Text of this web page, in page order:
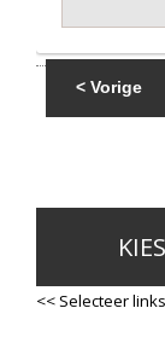
< Vorige
<< Selecteer